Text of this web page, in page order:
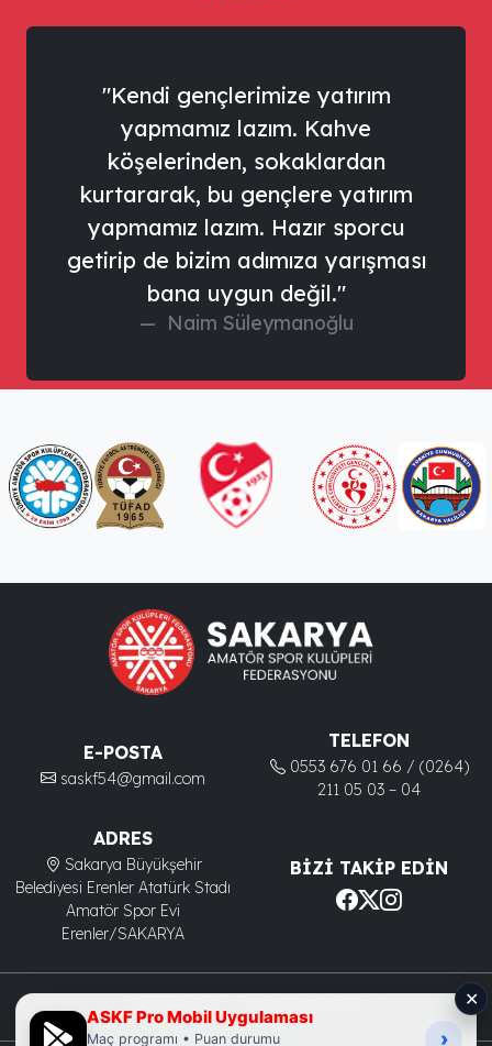
"Kendi gençlerimize yatırım
yapmamız lazım. Kahve
köşelerinden, sokaklardan
kurtararak, bu gençlere yatırım
yapmamız lazım. Hazır sporcu
getirip de bizim adımıza yarışması
bana uygun değil."
Naim Süleymanoğlu
E-POSTA
saskf54@gmail.com
TELEFON
0553 676 01 66 / (0264)
211 05 03 – 04
ADRES
Sakarya Büyükşehir
Belediyesi Erenler Atatürk Stadı
Amatör Spor Evi
Erenler/SAKARYA
BIZI TAKIP EDIN
✕
ASKF Pro Mobil Uygulaması
Maç programı • Puan durumu ›